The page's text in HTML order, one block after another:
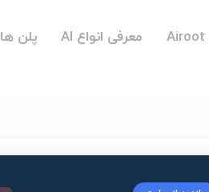
معرفی انواع AI پلن ها